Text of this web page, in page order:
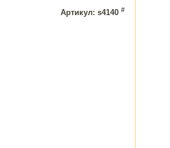
Артикул: s4140 #